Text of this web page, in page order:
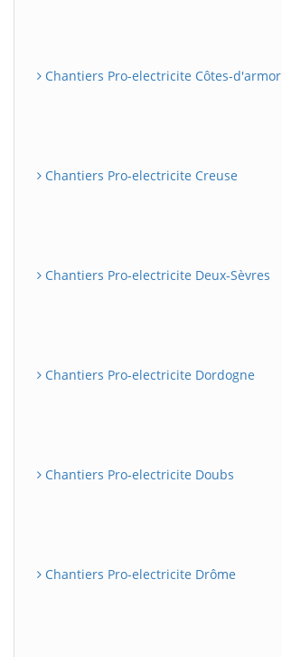
Chantiers Pro-electricite Côtes-d'armor
Chantiers Pro-electricite Creuse
Chantiers Pro-electricite Deux-Sèvres
Chantiers Pro-electricite Dordogne
Chantiers Pro-electricite Doubs
Chantiers Pro-electricite Drôme